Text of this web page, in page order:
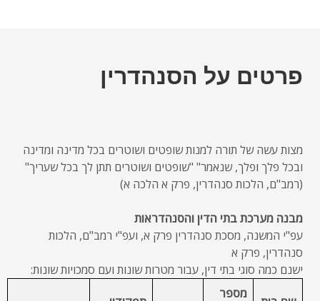
פרטים על הסנהדרין
מצות עשה של תורה למנות שופטים ושוטרים בכל מדינה ומדינה
ובכל פלך ופלך, שנאמר" "שופטים ושוטרים תתן לך בכל שעריך"
(רמב"ם, הלכות סנהדרין, פרק א הלכה א)
מבנה מערכת בתי הדין והסנהדראות
עפ"י המשנה, מסכת סנהדרין פרק א, ועפ"י רמב"ם, הלכות
סנהדרין, פרק א
ישנם כמה סוגי בתי דין, עבור מטרות שונות ועם סמכויות שונות:
מספר